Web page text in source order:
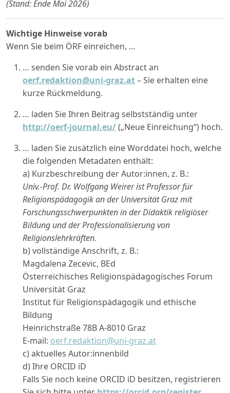
(Stand: Ende Mai 2026)
Wichtige Hinweise vorab
Wenn Sie beim ÖRF einreichen, …
… senden Sie vorab ein Abstract an
oerf.redaktion@uni-graz.at– Sie erhalten eine
kurze Rückmeldung.
… laden Sie Ihren Beitrag selbstständig unter
http://oerf-journal.eu/(„Neue Einreichung“) hoch.
… laden Sie zusätzlich eine Worddatei hoch, welche
die folgenden Metadaten enthält:
a) Kurzbeschreibung der Autor:innen, z. B.:
Univ.-Prof. Dr. Wolfgang Weirer ist Professor für
Religionspädagogik an der Universität Graz mit
Forschungsschwerpunkten in der Didaktik religiöser
Bildung und der Professionalisierung von
Religionslehrkräften.
b) vollständige Anschrift, z. B.:
Magdalena Zecevic, BEd
Österreichisches Religionspädagogisches Forum
Universität Graz
Institut für Religionspädagogik und ethische
Bildung
Heinrichstraße 78B A-8010 Graz
E-mail: oerf.redaktion@uni-graz.at
c) aktuelles Autor:innenbild
d) Ihre ORCID iD
Falls Sie noch keine ORCID iD besitzen, registrieren